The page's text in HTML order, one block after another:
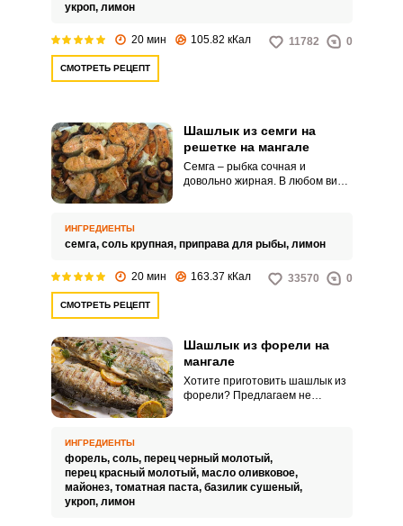
укроп, лимон
20 мин 105.82 кКал 11782 0
СМОТРЕТЬ РЕЦЕПТ
Шашлык из семги на
решетке на мангале
Семга – рыбка сочная и
довольно жирная. В любом виде
ИНГРЕДИЕНТЫ
семга, соль крупная, приправа для рыбы, лимон
20 мин 163.37 кКал 33570 0
СМОТРЕТЬ РЕЦЕПТ
Шашлык из форели на
мангале
Хотите приготовить шашлык из
форели? Предлагаем не
замариновать рыбу и
выдержать достаточно времени,
чтобы мясо насытилось
специями.
ИНГРЕДИЕНТЫ
форель, соль, перец черный молотый,
перец красный молотый, масло оливковое,
майонез, томатная паста, базилик сушеный,
укроп, лимон